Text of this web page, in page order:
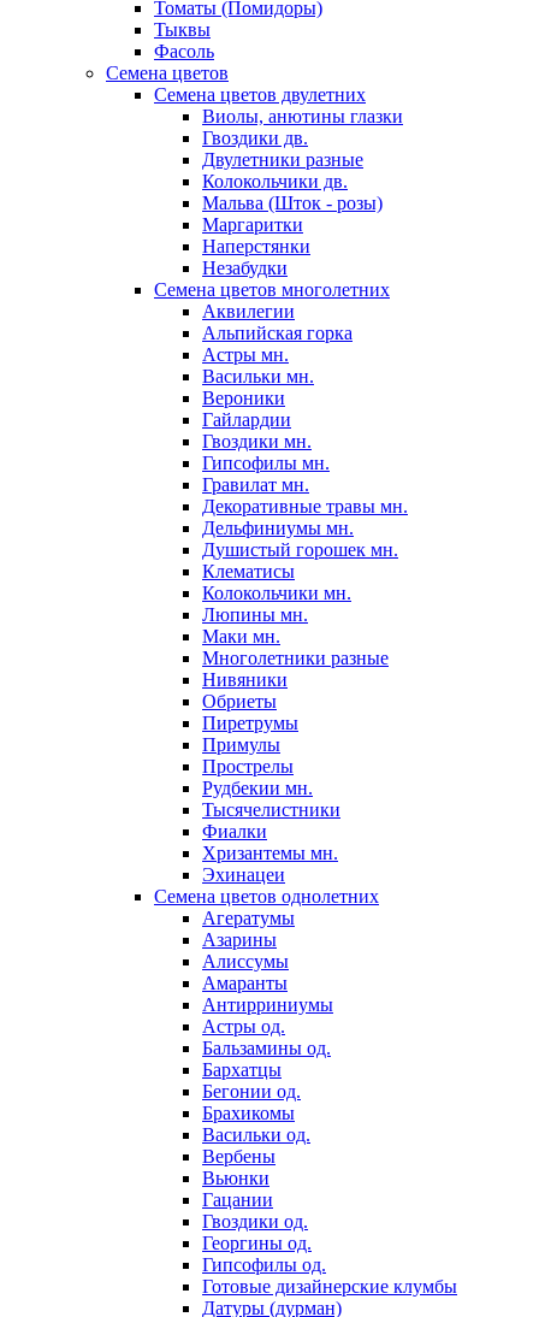
Томаты (Помидоры)
Тыквы
Фасоль
Семена цветов
Семена цветов двулетних
Виолы, анютины глазки
Гвоздики дв.
Двулетники разные
Колокольчики дв.
Мальва (Шток - розы)
Маргаритки
Наперстянки
Незабудки
Семена цветов многолетних
Аквилегии
Альпийская горка
Астры мн.
Васильки мн.
Вероники
Гайлардии
Гвоздики мн.
Гипсофилы мн.
Гравилат мн.
Декоративные травы мн.
Дельфиниумы мн.
Душистый горошек мн.
Клематисы
Колокольчики мн.
Люпины мн.
Маки мн.
Многолетники разные
Нивяники
Обриеты
Пиретрумы
Примулы
Прострелы
Рудбекии мн.
Тысячелистники
Фиалки
Хризантемы мн.
Эхинацеи
Семена цветов однолетних
Агератумы
Азарины
Алиссумы
Амаранты
Антирриниумы
Астры од.
Бальзамины од.
Бархатцы
Бегонии од.
Брахикомы
Васильки од.
Вербены
Вьюнки
Гацании
Гвоздики од.
Георгины од.
Гипсофилы од.
Готовые дизайнерские клумбы
Датуры (дурман)